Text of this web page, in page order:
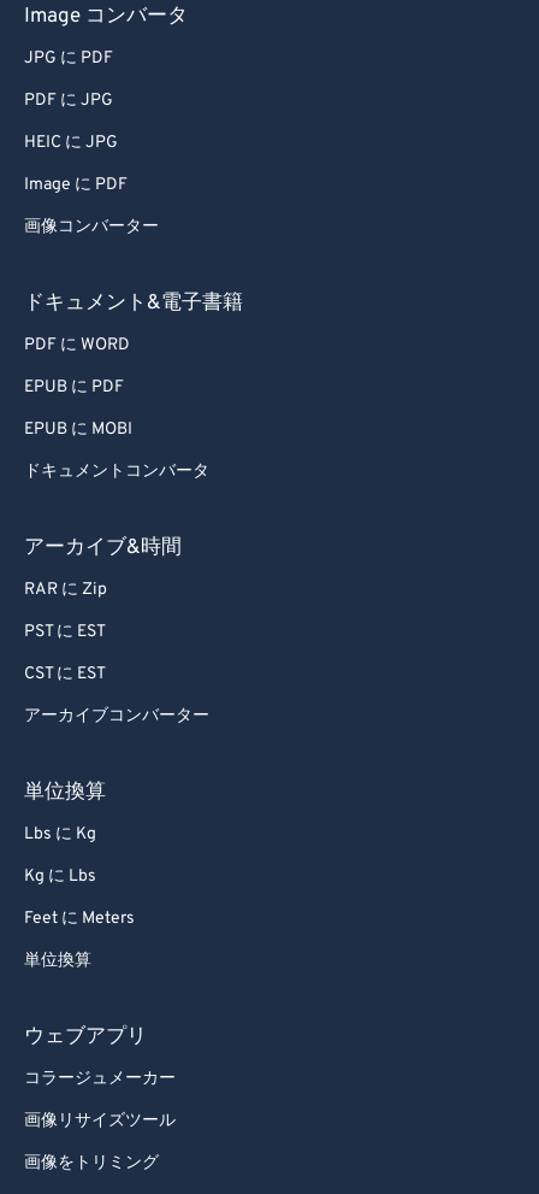
Image コンバータ
JPG に PDF
PDF に JPG
HEIC に JPG
Image に PDF
画像コンバーター
ドキュメント&電子書籍
PDF に WORD
EPUB に PDF
EPUB に MOBI
ドキュメントコンバータ
アーカイブ&時間
RAR に Zip
PST に EST
CST に EST
アーカイブコンバーター
単位換算
Lbs に Kg
Kg に Lbs
Feet に Meters
単位換算
ウェブアプリ
コラージュメーカー
画像リサイズツール
画像をトリミング